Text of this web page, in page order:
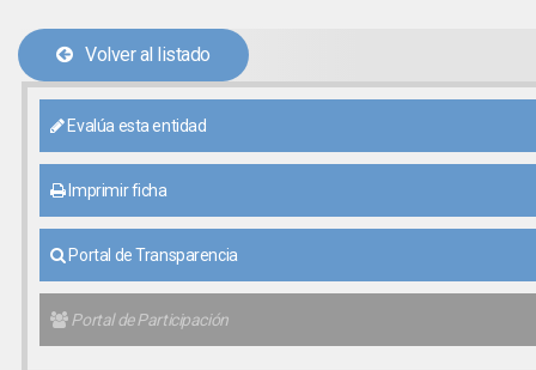
Volver al listado
Evalúa esta entidad
Imprimir ficha
Portal de Transparencia
Portal de Participación